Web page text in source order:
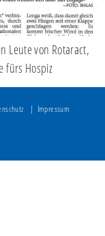
Leute von Rotaract,
fürs Hospiz
Impressum